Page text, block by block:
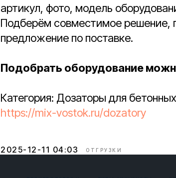
артикул, фото, модель
Подберём совместимое решение,
предложение по поставке.
Подобрать оборудование
Категория: Дозаторы для
https://mix-vostok.ru/dozatory
2025-12-11 04:03 ОТГРУЗКИ